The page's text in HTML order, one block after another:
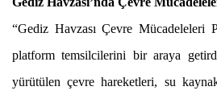
“Gediz Havzası Çevre Mücadeleleri
platform temsilcilerini bir araya
yürütülen çevre hareketleri, su